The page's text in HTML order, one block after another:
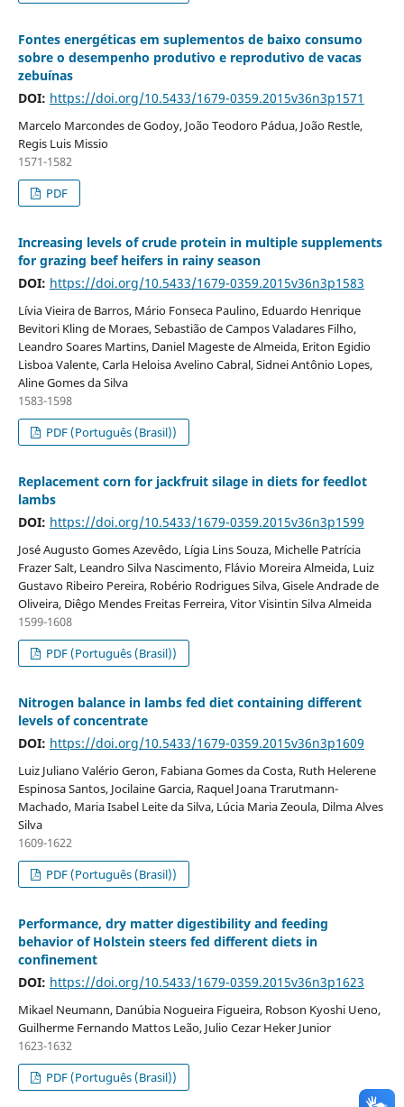
Fontes energéticas em suplementos de baixo consumo
sobre o desempenho produtivo e reprodutivo de vacas
zebuínas
DOI: https://doi.org/10.5433/1679-0359.2015v36n3p1571
Marcelo Marcondes de Godoy, João Teodoro Pádua, João Restle,
Regis Luis Missio
1571-1582
PDF
Increasing levels of crude protein in multiple supplements
for grazing beef heifers in rainy season
DOI: https://doi.org/10.5433/1679-0359.2015v36n3p1583
Lívia Vieira de Barros, Mário Fonseca Paulino, Eduardo Henrique
Bevitori Kling de Moraes, Sebastião de Campos Valadares Filho,
Leandro Soares Martins, Daniel Mageste de Almeida, Eriton Egidio
Lisboa Valente, Carla Heloisa Avelino Cabral, Sidnei Antônio Lopes,
Aline Gomes da Silva
1583-1598
PDF (Português (Brasil))
Replacement corn for jackfruit silage in diets for feedlot
lambs
DOI: https://doi.org/10.5433/1679-0359.2015v36n3p1599
José Augusto Gomes Azevêdo, Lígia Lins Souza, Michelle Patrícia
Frazer Salt, Leandro Silva Nascimento, Flávio Moreira Almeida, Luiz
Gustavo Ribeiro Pereira, Robério Rodrigues Silva, Gisele Andrade de
Oliveira, Diêgo Mendes Freitas Ferreira, Vitor Visintin Silva Almeida
1599-1608
PDF (Português (Brasil))
Nitrogen balance in lambs fed diet containing different
levels of concentrate
DOI: https://doi.org/10.5433/1679-0359.2015v36n3p1609
Luiz Juliano Valério Geron, Fabiana Gomes da Costa, Ruth Helerene
Espinosa Santos, Jocilaine Garcia, Raquel Joana Trarutmann-
Machado, Maria Isabel Leite da Silva, Lúcia Maria Zeoula, Dilma Alves
Silva
1609-1622
PDF (Português (Brasil))
Performance, dry matter digestibility and feeding
behavior of Holstein steers fed different diets in
confinement
DOI: https://doi.org/10.5433/1679-0359.2015v36n3p1623
Mikael Neumann, Danúbia Nogueira Figueira, Robson Kyoshi Ueno,
Guilherme Fernando Mattos Leão, Julio Cezar Heker Junior
1623-1632
PDF (Português (Brasil))